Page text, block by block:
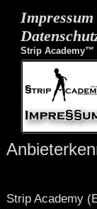
Strip Academy™
Strip Academy